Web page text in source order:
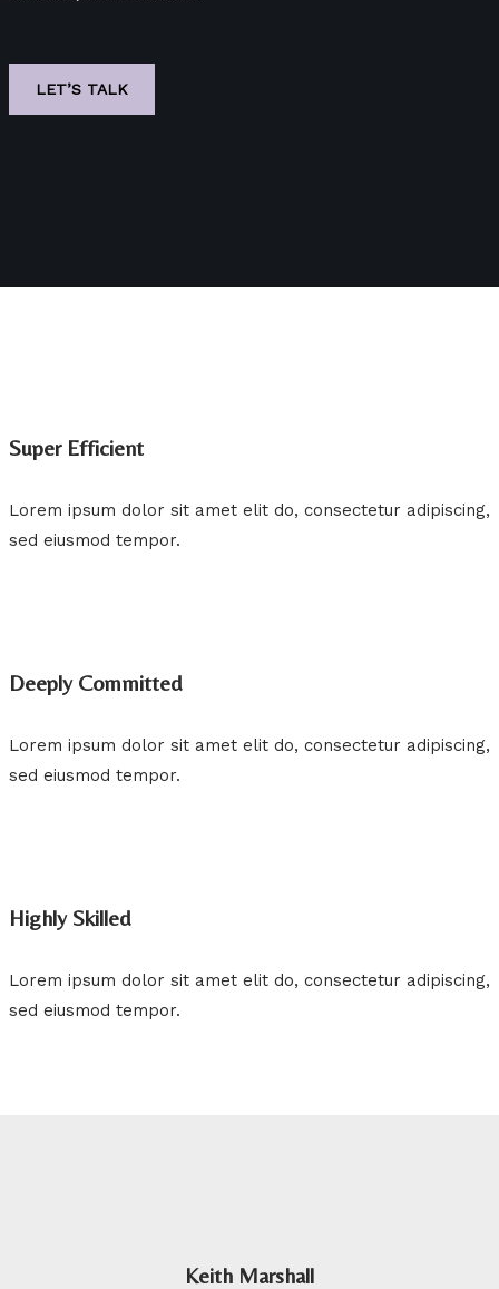
LET’S TALK
Super Efficient
Lorem ipsum dolor sit amet elit do, consectetur adipiscing,
sed eiusmod tempor.
Deeply Committed
Lorem ipsum dolor sit amet elit do, consectetur adipiscing,
sed eiusmod tempor.
Highly Skilled
Lorem ipsum dolor sit amet elit do, consectetur adipiscing,
sed eiusmod tempor.
Keith Marshall